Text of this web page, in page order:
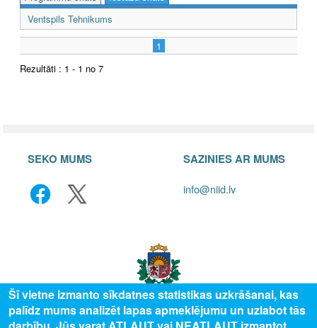
Ventspils Tehnikums
1
Rezultāti : 1 - 1 no 7
SEKO MUMS SAZINIES AR MUMS
info@niid.lv
Šī vietne izmanto sīkdatnes statistikas uzkrāšanai, kas
palīdz mums analizēt lapas apmeklējumu un uzlabot tās